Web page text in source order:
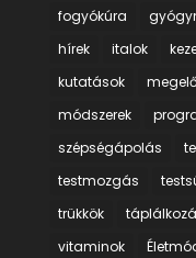
fogyókúra
hírek
italok
kutatások
módszerek
szépségápolás
testmozgás
trükkök
vitaminok